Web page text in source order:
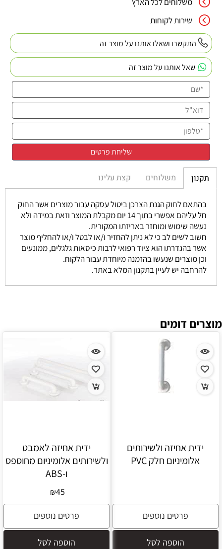
שירות לקוחות
התקשרו ושאלו אותנו על מוצר זה
שאל אותנו על מוצר זה
תקנון משלוחים קצת עלינו
בהתאם לחוק הגנת הצרכן ביטול עסקה עבור מוצרים אשר החוק
חל עליהם אפשרי בתוך 14 יום מקבלת המוצר וזאת במידה ולא
נעשה שימוש ומוחזר באריזתו המקורית.
חשוב לשים לב כי לא ניתן להחזיר ו/או לבטל ו/או להחליף מוצר
אשר בהגדרתו הוא ציוד רפואי לרבות כיסאות גלגלים, ממונעים
וכן מוצרים שנעשו בהזמנה מיוחדת עבור הלקוח.
להרחבה יש לעיין בתקנון המלא באתר.
מוצרים דומים
ידית אחיזה ולשירותים
אלומיניום חלק PVC
פרטים נוספים
הוספה לסל
ידית אחיזה לאמבט
ולשירותים אלומיניום מחוספס
ו-ABS
₪45
פרטים נוספים
הוספה לסל